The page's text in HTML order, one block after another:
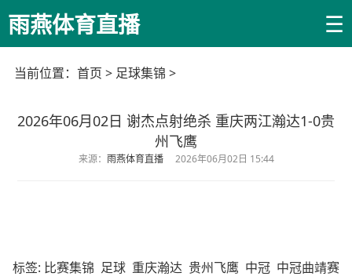
雨燕体育直播 ☰
当前位置： 首页 > 足球集锦 >
2026年06月02日 谢杰点射绝杀 重庆两江瀚达1-0贵
州飞鹰
来源： 雨燕体育直播 2026年06月02日 15:44
标签: 比赛集锦 足球 重庆瀚达 贵州飞鹰 中冠 中冠曲靖赛